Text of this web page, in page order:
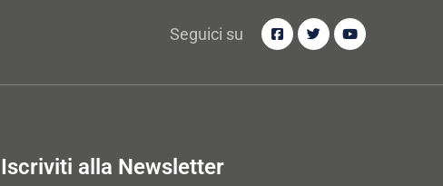
Seguici su
Iscriviti alla Newsletter